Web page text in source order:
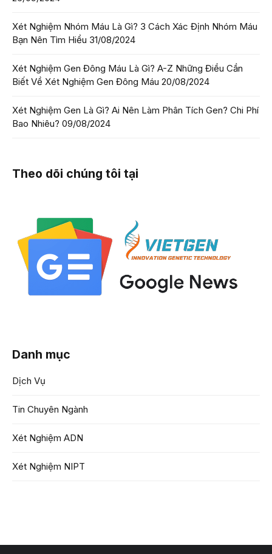
Xét Nghiệm Nhóm Máu Là Gì? 3 Cách Xác Định Nhóm Máu
Bạn Nên Tìm Hiểu 31/08/2024
Xét Nghiệm Gen Đông Máu Là Gì? A-Z Những Điều Cần
Biết Về Xét Nghiệm Gen Đông Máu 20/08/2024
Xét Nghiệm Gen Là Gì? Ai Nên Làm Phân Tích Gen? Chi Phí
Bao Nhiêu? 09/08/2024
Theo dõi chúng tôi tại
Danh mục
Dịch Vụ
Tin Chuyên Ngành
Xét Nghiệm ADN
Xét Nghiệm NIPT